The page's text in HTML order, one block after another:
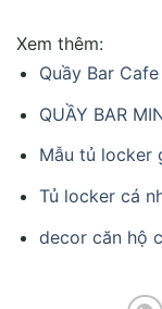
Xem thêm:
Quầy Bar Cafe
QUẦY BAR
Mẫu tủ locker
Tủ locker cá
decor căn hộ